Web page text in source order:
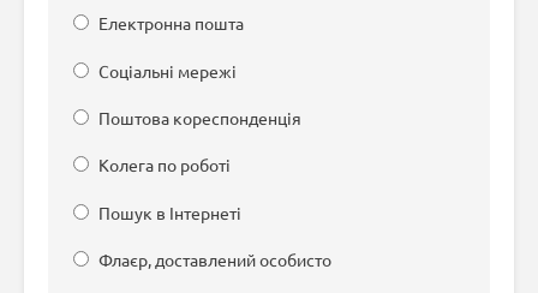
Електронна пошта
Соціальні мережі
Поштова кореспонденція
Колега по роботі
Пошук в Інтернеті
Флаєр, доставлений особисто